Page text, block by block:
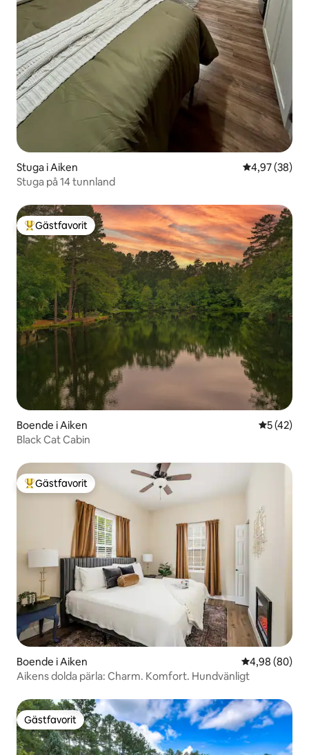
Stuga i Aiken 4,97 av 5 i
4,97 (38)
Stuga på 14 tunnland
Populär gästfavorit
Gästfavorit
Boende i Aiken 5 av 5 i
5 (42)
Black Cat Cabin
Populär gästfavorit
Gästfavorit
Boende i Aiken 4,98 av 5 i
4,98 (80)
Aikens dolda pärla: Charm. Komfort. Hundvänligt
Gästfavorit
Gästfavorit